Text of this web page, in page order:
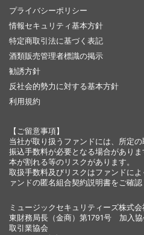
プライバシーポリシー
情報セキュリティ基本方針
特定商取引法に基づく表記
酒類販売管理者標識の掲示
勧誘方針
反社会的勢力に対する基本方針
利用規約
【ご留意事項】
当社が取り扱うファンドには、所定
振込手数料が必要となる場合があり
本が割れる等のリスクがあります。
取扱手数料及びリスクはファンドに
ァンドの匿名組合契約説明書をご確認
ミュージックセキュリティーズ株
東財務局長（金商）第1791号 加入
取引業協会